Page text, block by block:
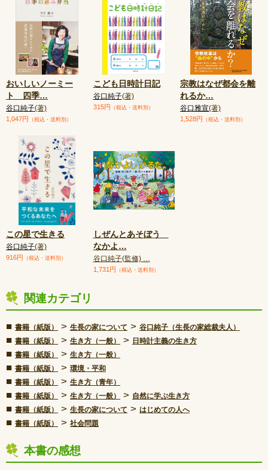
おいしいノーミー
ト 四季…
谷口純子(著)
1,047円 （税込・送料別）
こども日時計日記
谷口純子(著)
315円 （税込・送料別）
宗教はなぜ都会を離
れるか…
谷口雅宣(著)
1,528円 （税込・送料別）
この星で生きる
谷口純子(著)
916円 （税込・送料別）
しぜんとあそぼう
なかよ…
谷口純子(監修) …
1,731円 （税込・送料別）
関連カテゴリ
■ 書籍（紙版） > 生長の家について > 谷口純子（生長の家総裁夫人）
■ 書籍（紙版） > 生き方（一般） > 日時計主義の生き方
■ 書籍（紙版） > 生き方（一般）
■ 書籍（紙版） > 環境・平和
■ 書籍（紙版） > 生き方（青年）
■ 書籍（紙版） > 生き方（一般） > 自然に学ぶ生き方
■ 書籍（紙版） > 生長の家について > はじめての人へ
■ 書籍（紙版） > 社会問題
本書の感想